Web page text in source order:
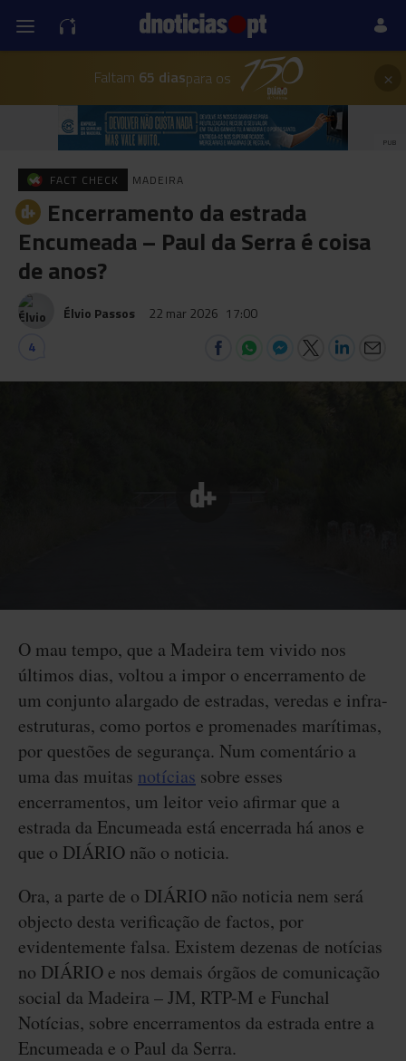
Faltam 65 diaspara os ×
PUB
FACT CHECK MADEIRA
Encerramento da estrada
Encumeada – Paul da Serra é coisa
de anos?
Élvio Passos 22 mar 2026 17:00
4
O mau tempo, que a Madeira tem vivido nos
últimos dias, voltou a impor o encerramento de
um conjunto alargado de estradas, veredas e infra-
estruturas, como portos e promenades marítimas,
por questões de segurança. Num comentário a
uma das muitas notícias sobre esses
encerramentos, um leitor veio afirmar que a
estrada da Encumeada está encerrada há anos e
que o DIÁRIO não o noticia.
Ora, a parte de o DIÁRIO não noticia nem será
objecto desta verificação de factos, por
evidentemente falsa. Existem dezenas de notícias
no DIÁRIO e nos demais órgãos de comunicação
social da Madeira – JM, RTP-M e Funchal
Notícias, sobre encerramentos da estrada entre a
Encumeada e o Paul da Serra.